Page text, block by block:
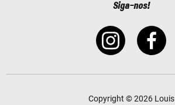
Siga-nos!
Copyright © 2026 Louis